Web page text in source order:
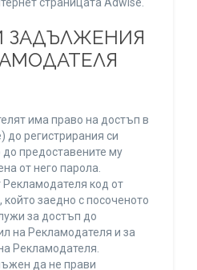
страницата Adwise.
ЗАДЪЛЖЕНИЯ
има право на достъп в
до регистрирания си
предоставените му
от него парола.
Рекламодателя код от
заедно с посоченото
за достъп до
на Рекламодателя и за
Рекламодателя.
да не прави